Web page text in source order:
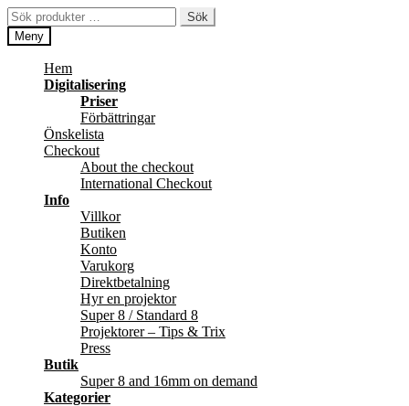
Hoppa
till
navigering
Hoppa
till
innehåll
Sök
efter:
Sök
Meny
Hem
Digitalisering
Priser
Förbättringar
Önskelista
Checkout
About the checkout
International Checkout
Info
Villkor
Butiken
Konto
Varukorg
Direktbetalning
Hyr en projektor
Super 8 / Standard 8
Projektorer – Tips & Trix
Press
Butik
Super 8 and 16mm on demand
Kategorier